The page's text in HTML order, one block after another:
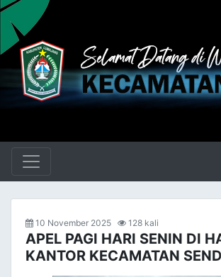
10 November 2025 128 kali
APEL PAGI HARI SENIN DI
KANTOR KECAMATAN